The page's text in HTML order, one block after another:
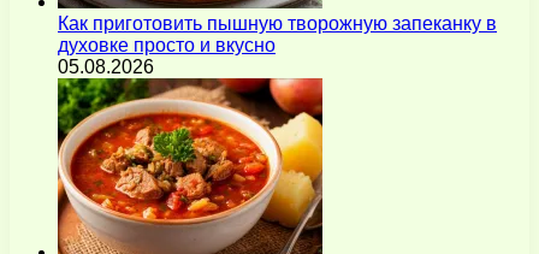
Как приготовить пышную творожную запеканку в
духовке просто и вкусно
05.08.2026